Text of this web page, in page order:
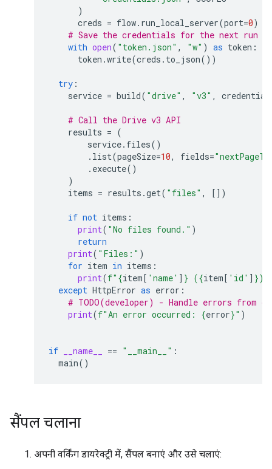
)
creds = flow. run_local_server(port=0)
# Save the credentials for the next run
with open( "token.json" , "w" ) as token :
token .write(creds . to_json())
try :
service = build( "drive" , "v3" ,
# Call the Drive v3 API
results = (
service. files()
. list(pageSize=10, fields=
. execute()
)
items = results .get( "files" , [])
if not items :
print( "No files found." )
return
print( "Files:" )
for item in items :
print(f" {item[ 'name' ] } ({item[ 'id' ] })"
except HttpError as error :
# TODO(developer) - Handle errors from
print(f"An error occurred: {error}" )
if __name__ == "__main__" :
main()
सैंपल चलाना
अपनी वर्किंग डायरेक्ट्री में, सैंपल बनाएं और उसे चलाएं: